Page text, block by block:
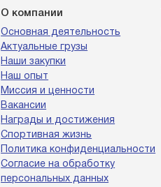
О компании
Основная деятельность
Актуальные грузы
Наши закупки
Наш опыт
Миссия и ценности
Вакансии
Награды и достижения
Спортивная жизнь
Политика конфиденциальности
Согласие на обработку
персональных данных